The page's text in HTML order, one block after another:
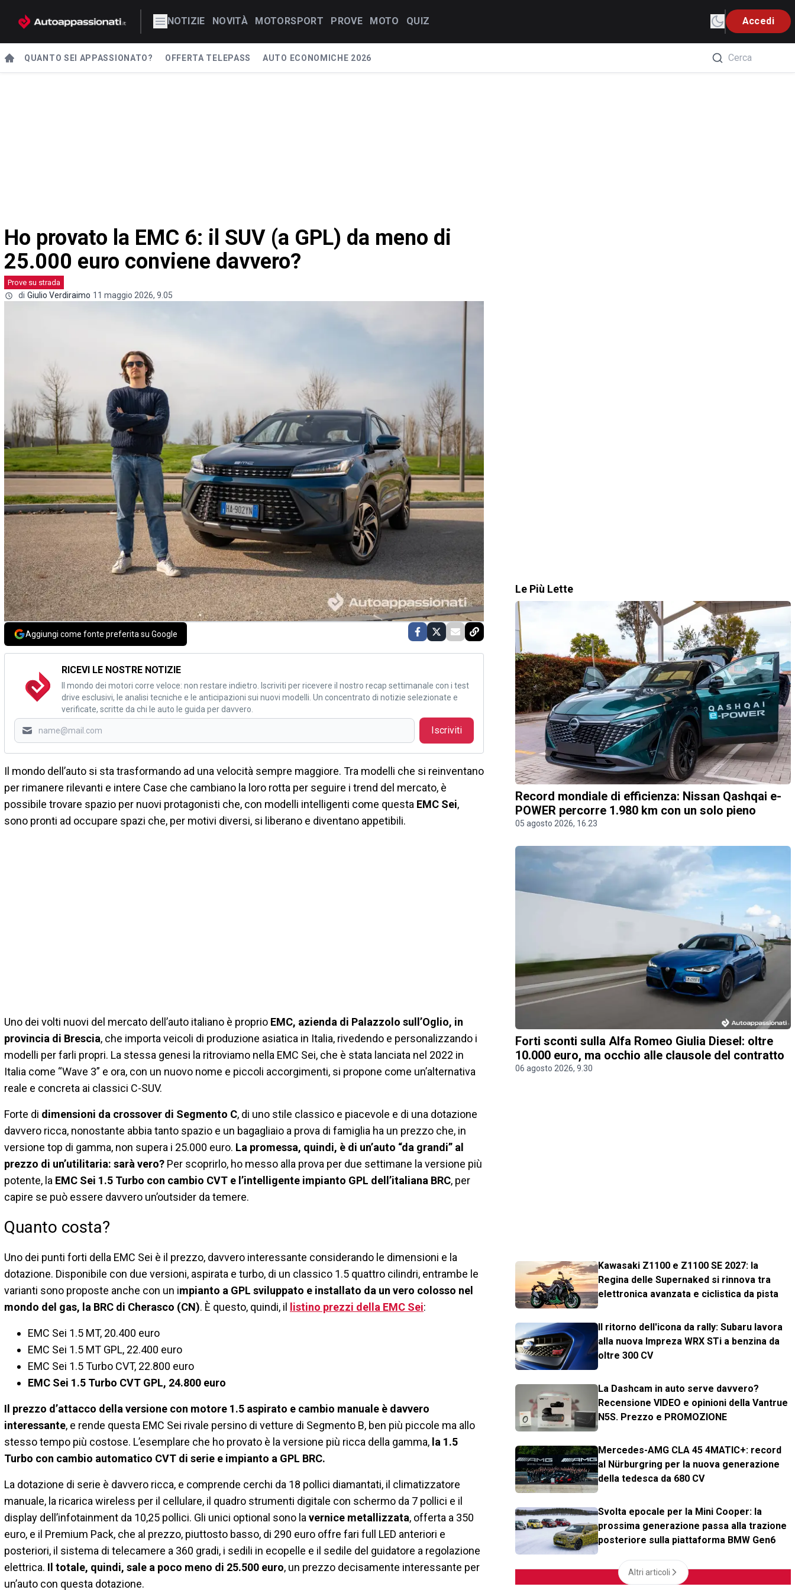
NOTIZIE NOVITÀ MOTORSPORT PROVE MOTO QUIZ Accedi
QUANTO SEI APPASSIONATO? OFFERTA TELEPASS AUTO ECONOMICHE 2026
Ho provato la EMC 6: il SUV (a GPL) da meno di
25.000 euro conviene davvero?
Prove su strada
di Giulio Verdiraimo 11 maggio 2026, 9.05
Aggiungi come fonte preferita su Google
RICEVI LE NOSTRE NOTIZIE
Il mondo dei motori corre veloce: non restare indietro. Iscriviti per ricevere il nostro recap settimanale con i test
drive esclusivi, le analisi tecniche e le anticipazioni sui nuovi modelli. Un concentrato di notizie selezionate e
verificate, scritte da chi le auto le guida per davvero.
Iscriviti
Il mondo dell’auto si sta trasformando ad una velocità sempre maggiore. Tra modelli che si reinventano
per rimanere rilevanti e intere Case che cambiano la loro rotta per seguire i trend del mercato, è
possibile trovare spazio per nuovi protagonisti che, con modelli intelligenti come questa EMC Sei,
sono pronti ad occupare spazi che, per motivi diversi, si liberano e diventano appetibili.
Uno dei volti nuovi del mercato dell’auto italiano è proprio EMC, azienda di Palazzolo sull’Oglio, in
provincia di Brescia, che importa veicoli di produzione asiatica in Italia, rivedendo e personalizzando i
modelli per farli propri. La stessa genesi la ritroviamo nella EMC Sei, che è stata lanciata nel 2022 in
Italia come “Wave 3” e ora, con un nuovo nome e piccoli accorgimenti, si propone come un’alternativa
reale e concreta ai classici C-SUV.
Forte di dimensioni da crossover di Segmento C, di uno stile classico e piacevole e di una dotazione
davvero ricca, nonostante abbia tanto spazio e un bagagliaio a prova di famiglia ha un prezzo che, in
versione top di gamma, non supera i 25.000 euro. La promessa, quindi, è di un’auto “da grandi” al
prezzo di un’utilitaria: sarà vero? Per scoprirlo, ho messo alla prova per due settimane la versione più
potente, la EMC Sei 1.5 Turbo con cambio CVT e l’intelligente impianto GPL dell’italiana BRC, per
capire se può essere davvero un’outsider da temere.
Quanto costa?
Uno dei punti forti della EMC Sei è il prezzo, davvero interessante considerando le dimensioni e la
dotazione. Disponibile con due versioni, aspirata e turbo, di un classico 1.5 quattro cilindri, entrambe le
varianti sono proposte anche con un impianto a GPL sviluppato e installato da un vero colosso nel
mondo del gas, la BRC di Cherasco (CN). È questo, quindi, il listino prezzi della EMC Sei:
EMC Sei 1.5 MT, 20.400 euro
EMC Sei 1.5 MT GPL, 22.400 euro
EMC Sei 1.5 Turbo CVT, 22.800 euro
EMC Sei 1.5 Turbo CVT GPL, 24.800 euro
Il prezzo d’attacco della versione con motore 1.5 aspirato e cambio manuale è davvero
interessante, e rende questa EMC Sei rivale persino di vetture di Segmento B, ben più piccole ma allo
stesso tempo più costose. L’esemplare che ho provato è la versione più ricca della gamma, la 1.5
Turbo con cambio automatico CVT di serie e impianto a GPL BRC.
La dotazione di serie è davvero ricca, e comprende cerchi da 18 pollici diamantati, il climatizzatore
manuale, la ricarica wireless per il cellulare, il quadro strumenti digitale con schermo da 7 pollici e il
display dell’infotainment da 10,25 pollici. Gli unici optional sono la vernice metallizzata, offerta a 350
euro, e il Premium Pack, che al prezzo, piuttosto basso, di 290 euro offre fari full LED anteriori e
posteriori, il sistema di telecamere a 360 gradi, i sedili in ecopelle e il sedile del guidatore a regolazione
elettrica. Il totale, quindi, sale a poco meno di 25.500 euro, un prezzo decisamente interessante per
un’auto con questa dotazione.
Le Più Lette
Record mondiale di efficienza: Nissan Qashqai e-
POWER percorre 1.980 km con un solo pieno
05 agosto 2026, 16.23
Forti sconti sulla Alfa Romeo Giulia Diesel: oltre
10.000 euro, ma occhio alle clausole del contratto
06 agosto 2026, 9.30
Kawasaki Z1100 e Z1100 SE 2027: la
Regina delle Supernaked si rinnova tra
elettronica avanzata e ciclistica da pista
Il ritorno dell'icona da rally: Subaru lavora
alla nuova Impreza WRX STi a benzina da
oltre 300 CV
La Dashcam in auto serve davvero?
Recensione VIDEO e opinioni della Vantrue
N5S. Prezzo e PROMOZIONE
Mercedes-AMG CLA 45 4MATIC+: record
al Nürburgring per la nuova generazione
della tedesca da 680 CV
Svolta epocale per la Mini Cooper: la
prossima generazione passa alla trazione
posteriore sulla piattaforma BMW Gen6
Altri articoli